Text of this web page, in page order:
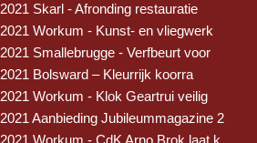
2021 Skarl - Afronding restauratie
2021 Workum - Kunst- en vliegwerk
2021 Smallebrugge - Verfbeurt voor
2021 Bolsward – Kleurrijk koorra
2021 Workum - Klok Geartrui veilig
2021 Aanbieding Jubileummagazine 2
2021 Workum - CdK Arno Brok laat k